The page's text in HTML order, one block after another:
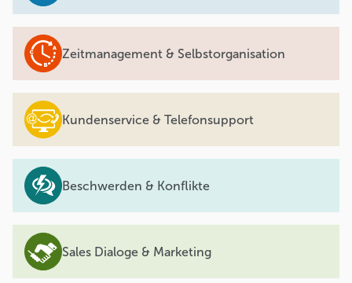
Zeitmanagement & Selbstorganisation
Kundenservice & Telefonsupport
Beschwerden & Konflikte
Sales Dialoge & Marketing